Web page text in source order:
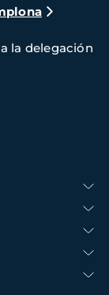
la delegación